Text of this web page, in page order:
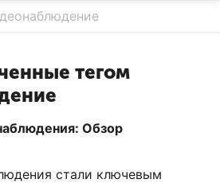
тегом
Обзор
стали ключевым